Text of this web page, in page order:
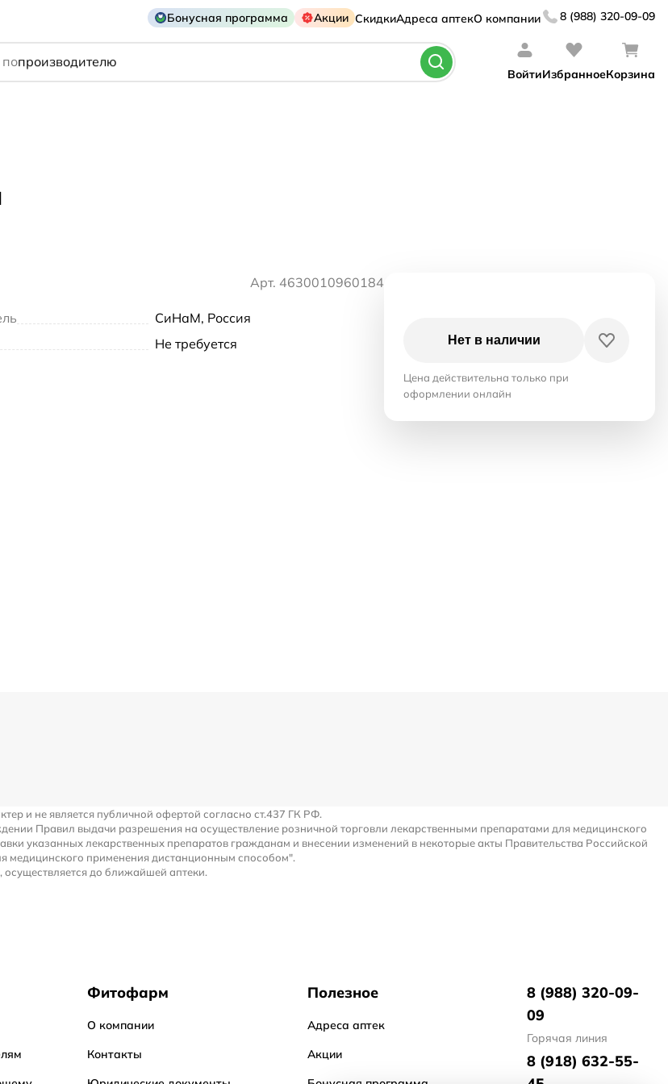
Бонусная программа Акции СкидкиАдреса аптекО компании 8 (988) 320-09-09
по
действующему веществу
производителю
ВойтиИзбранноеКорзина
Арт. 4630010960184
СиНаМ, Россия
Не требуется Нет в наличии
Цена действительна только при
оформлении онлайн
и не является публичной офертой согласно ст.437 ГК РФ.
Правил выдачи разрешения на осуществление розничной торговли лекарственными препаратами для медицинского
указанных лекарственных препаратов гражданам и внесении изменений в некоторые акты Правительства Российской
медицинского применения дистанционным способом".
до ближайшей аптеки.
Фитофарм
О компании
Контакты
Полезное
Адреса аптек
Акции
8 (988) 320-09-
09
Горячая линия
8 (918) 632-55-